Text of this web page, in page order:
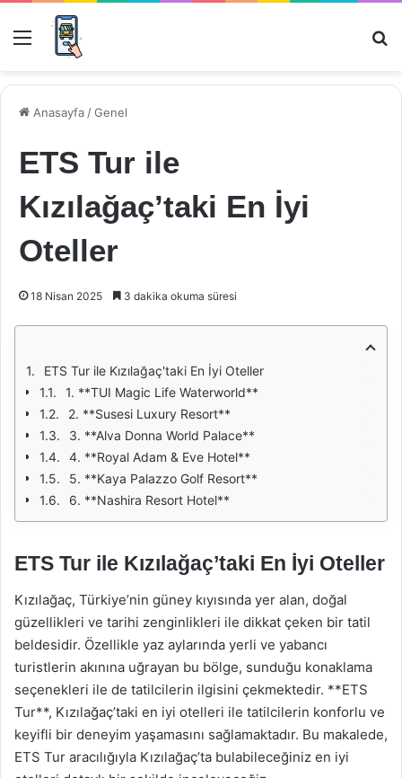
Menü
Anasayfa /Genel
ETS Tur ile
Kızılağaç’taki En İyi
Oteller
18 Nisan 2025 3 dakika okuma süresi
ETS Tur ile Kızılağaç'taki En İyi Oteller
1. **TUI Magic Life Waterworld**
2. **Susesi Luxury Resort**
3. **Alva Donna World Palace**
4. **Royal Adam & Eve Hotel**
5. **Kaya Palazzo Golf Resort**
6. **Nashira Resort Hotel**
ETS Tur ile Kızılağaç’taki En İyi Oteller
Kızılağaç, Türkiye’nin güney kıyısında yer alan, doğal
güzellikleri ve tarihi zenginlikleri ile dikkat çeken bir tatil
beldesidir. Özellikle yaz aylarında yerli ve yabancı
turistlerin akınına uğrayan bu bölge, sunduğu konaklama
seçenekleri ile de tatilcilerin ilgisini çekmektedir. **ETS
Tur**, Kızılağaç’taki en iyi otelleri ile tatilcilerin konforlu ve
keyifli bir deneyim yaşamasını sağlamaktadır. Bu makalede,
ETS Tur aracılığıyla Kızılağaç’ta bulabileceğiniz en iyi